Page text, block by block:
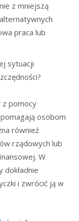
z mniejszą
praca lub
sytuacji
z pomocy
osobom
również
rządowych lub
W
dokładnie
i zwrócić ją w